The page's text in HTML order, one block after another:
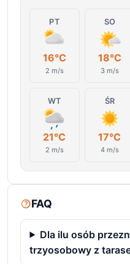
PT
16°C
2 m/s
SO
18°C
3 m/s
WT
21°C
2 m/s
ŚR
17°C
4 m/s
FAQ
Dla ilu osób
trzyosobowy z